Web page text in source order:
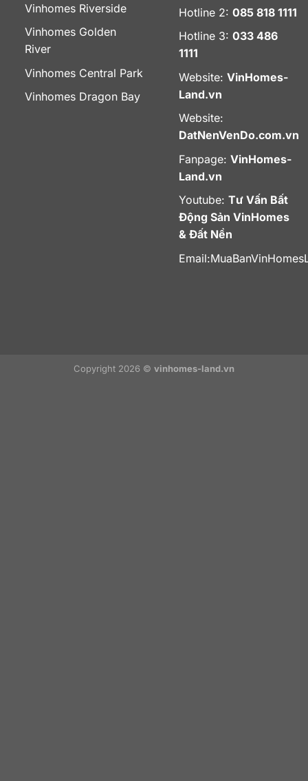
Vinhomes Riverside
Vinhomes Golden
River
Vinhomes Central Park
Vinhomes Dragon Bay
Hotline 2: 085 818 1111
Hotline 3: 033 486
1111
Website: VinHomes-
Land.vn
Website:
DatNenVenDo.com.vn
Fanpage: VinHomes-
Land.vn
Youtube: Tư Vấn Bất
Động Sản VinHomes
& Đất Nền
Email:
Copyright 2026 © vinhomes-land.vn